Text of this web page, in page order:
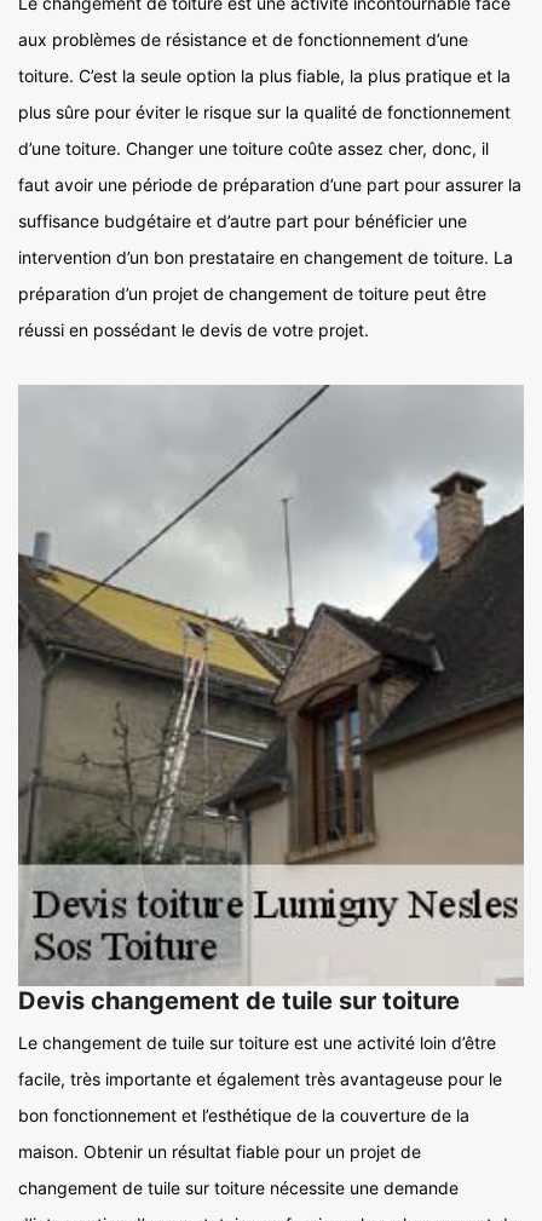
aux problèmes de résistance et de fonctionnement d’une
toiture. C’est la seule option la plus fiable, la plus pratique et la
plus sûre pour éviter le risque sur la qualité de fonctionnement
d’une toiture. Changer une toiture coûte assez cher, donc, il
faut avoir une période de préparation d’une part pour assurer la
suffisance budgétaire et d’autre part pour bénéficier une
intervention d’un bon prestataire en changement de toiture. La
préparation d’un projet de changement de toiture peut être
réussi en possédant le devis de votre projet.
Devis changement de tuile sur toiture
Le changement de tuile sur toiture est une activité loin d’être
facile, très importante et également très avantageuse pour le
bon fonctionnement et l’esthétique de la couverture de la
maison. Obtenir un résultat fiable pour un projet de
changement de tuile sur toiture nécessite une demande